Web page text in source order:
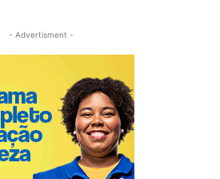
- Advertisment -